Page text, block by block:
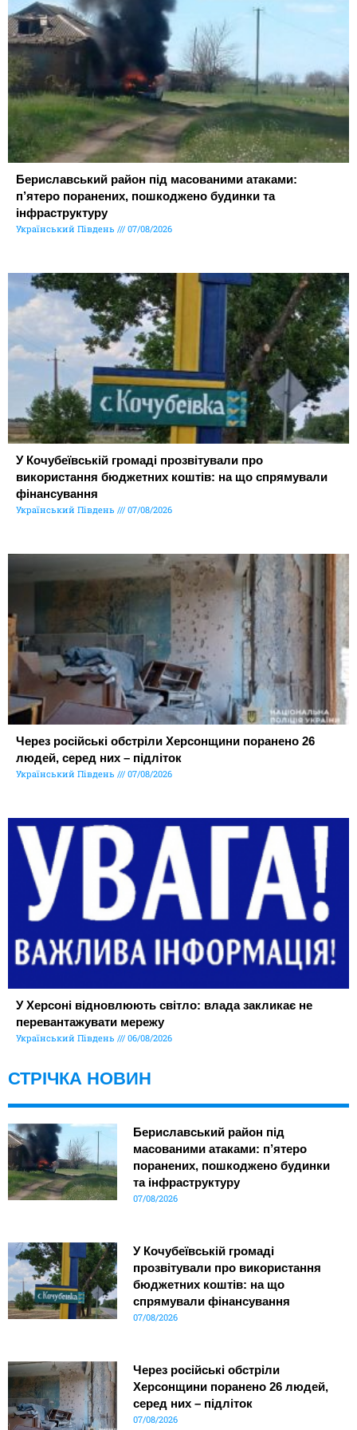
Бериславський район під масованими атаками:
п’ятеро поранених, пошкоджено будинки та
інфраструктуру
Український Південь 07/08/2026
У Кочубеївській громаді прозвітували про
використання бюджетних коштів: на що спрямували
фінансування
Український Південь 07/08/2026
Через російські обстріли Херсонщини поранено 26
людей, серед них – підліток
Український Південь 07/08/2026
У Херсоні відновлюють світло: влада закликає не
перевантажувати мережу
Український Південь 06/08/2026
СТРІЧКА НОВИН
Бериславський район під
масованими атаками: п’ятеро
поранених, пошкоджено будинки
та інфраструктуру
07/08/2026
У Кочубеївській громаді
прозвітували про використання
бюджетних коштів: на що
спрямували фінансування
07/08/2026
Через російські обстріли
Херсонщини поранено 26 людей,
серед них – підліток
07/08/2026